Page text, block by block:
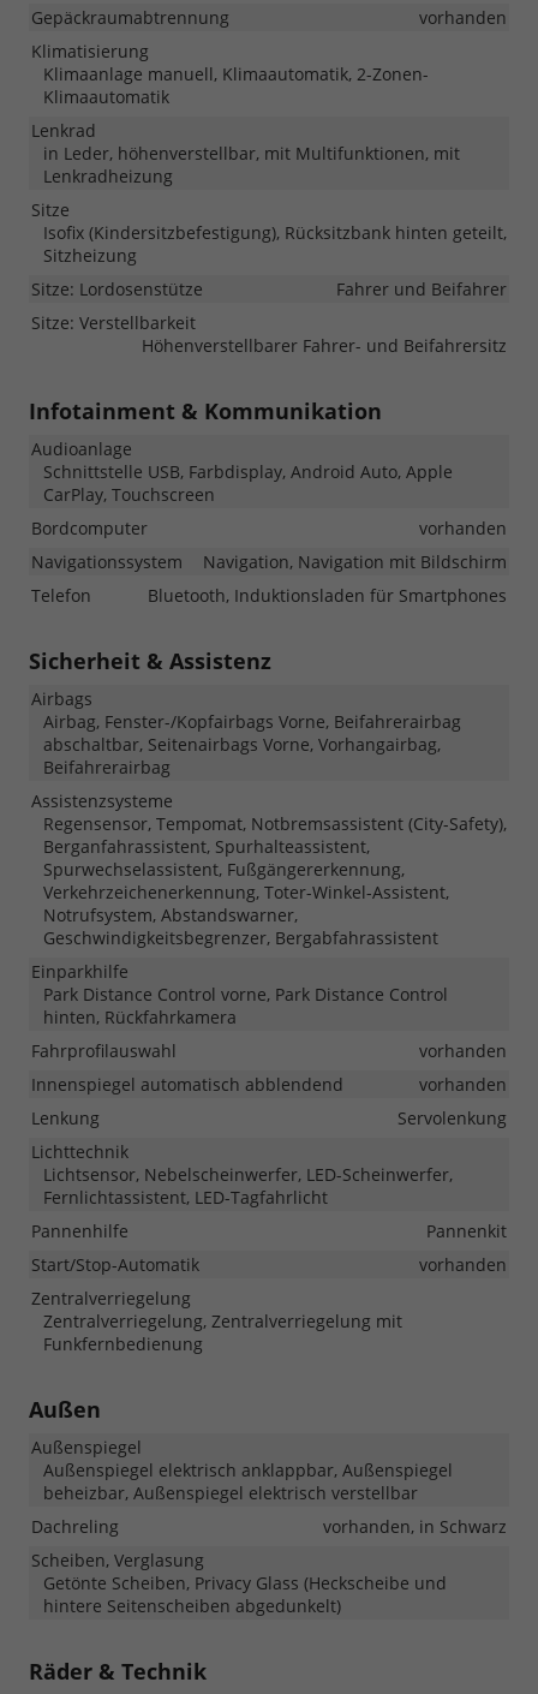
Gepäckraumabtrennung
vorhanden
Klimatisierung
Klimaanlage manuell, Klimaautomatik, 2-Zonen-
Klimaautomatik
Lenkrad
in Leder, höhenverstellbar, mit Multifunktionen, mit
Lenkradheizung
Sitze
Isofix (Kindersitzbefestigung), Rücksitzbank hinten geteilt,
Sitzheizung
Sitze: Lordosenstütze
Fahrer und Beifahrer
Sitze: Verstellbarkeit
Höhenverstellbarer Fahrer- und Beifahrersitz
Infotainment & Kommunikation
Audioanlage
Schnittstelle USB, Farbdisplay, Android Auto, Apple
CarPlay, Touchscreen
Bordcomputer
vorhanden
Navigationssystem
Navigation, Navigation mit Bildschirm
Telefon
Bluetooth, Induktionsladen für Smartphones
Sicherheit & Assistenz
Airbags
Airbag, Fenster-/Kopfairbags Vorne, Beifahrerairbag
abschaltbar, Seitenairbags Vorne, Vorhangairbag,
Beifahrerairbag
Assistenzsysteme
Regensensor, Tempomat, Notbremsassistent (City-Safety),
Berganfahrassistent, Spurhalteassistent,
Spurwechselassistent, Fußgängererkennung,
Verkehrzeichenerkennung, Toter-Winkel-Assistent,
Notrufsystem, Abstandswarner,
Geschwindigkeitsbegrenzer, Bergabfahrassistent
Einparkhilfe
Park Distance Control vorne, Park Distance Control
hinten, Rückfahrkamera
Fahrprofilauswahl
vorhanden
Innenspiegel automatisch abblendend
vorhanden
Lenkung
Servolenkung
Lichttechnik
Lichtsensor, Nebelscheinwerfer, LED-Scheinwerfer,
Fernlichtassistent, LED-Tagfahrlicht
Pannenhilfe
Pannenkit
Start/Stop-Automatik
vorhanden
Zentralverriegelung
Zentralverriegelung, Zentralverriegelung mit
Funkfernbedienung
Außen
Außenspiegel
Außenspiegel elektrisch anklappbar, Außenspiegel
beheizbar, Außenspiegel elektrisch verstellbar
Dachreling
vorhanden, in Schwarz
Scheiben, Verglasung
Getönte Scheiben, Privacy Glass (Heckscheibe und
hintere Seitenscheiben abgedunkelt)
Räder & Technik